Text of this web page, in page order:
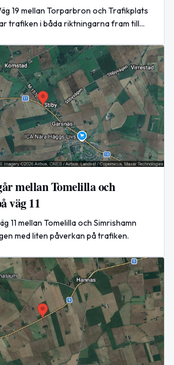
19 mellan Torparbron och Trafikplats
trafiken i båda riktningarna fram till
mellan Tomelilla och
väg 11
11 mellan Tomelilla och Simrishamn
med liten påverkan på trafiken.